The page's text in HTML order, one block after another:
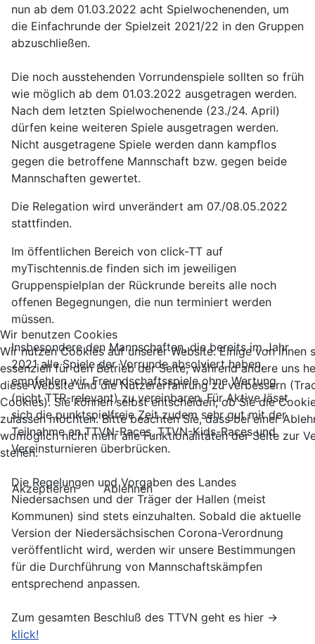
nun ab dem 01.03.2022 acht Spielwochenenden, um
die Einfachrunde der Spielzeit 2021/22 in den Gruppen
abzuschließen.
Die noch ausstehenden Vorrundenspiele sollten so früh
wie möglich ab dem 01.03.2022 ausgetragen werden.
Nach dem letzten Spielwochenende (23./24. April)
dürfen keine weiteren Spiele ausgetragen werden.
Nicht ausgetragene Spiele werden dann kampflos
gegen die betroffene Mannschaft bzw. gegen beide
Mannschaften gewertet.
Die Relegation wird unverändert am 07./08.05.2022
stattfinden.
Im öffentlichen Bereich von click-TT auf
myTischtennis.de finden sich im jeweiligen
Gruppenspielplan der Rückrunde bereits alle noch
offenen Begegnungen, die nun terminiert werden
müssen.
Insbesondere den Mannschaften, die bereits im Jahr
2021 alle Spiele der Vorrunde absolviert haben,
empfehlen wir, Freundschaftsspiele ohne Wertung
(nicht TTR-relevant) zu vereinbaren. Für Aktive lässt
sich die punktspielfreie Zeit zudem sehr gut mit der
Teilnahme an TTVN-Races, TTVN-Kids-Races und
Vereinsturnieren überbrücken.
Die Regelungen und Vorgaben des Landes
Niedersachsen und der Träger der Hallen (meist
Kommunen) sind stets einzuhalten. Sobald die aktuelle
Version der Niedersächsischen Corona-Verordnung
veröffentlicht wird, werden wir unsere Bestimmungen
für die Durchführung von Mannschaftskämpfen
entsprechend anpassen.
Zum gesamten Beschluß des TTVN geht es hier ->
klick!
Wir benutzen Cookies
Wir nutzen Cookies auf unserer Website. Einige von ihnen
essenziell für den Betrieb der Seite, während andere uns
diese Website und die Nutzererfahrung zu verbessern
Cookies). Sie können selbst entscheiden, ob Sie die
zulassen möchten. Bitte beachten Sie, dass bei einer
womöglich nicht mehr alle Funktionalitäten der Seite zur
stehen.
Akzeptieren Ablehnen